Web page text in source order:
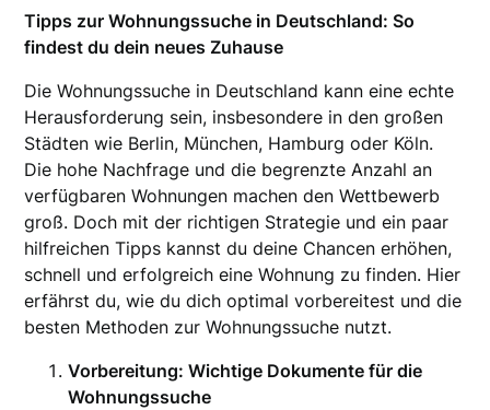
Tipps zur Wohnungssuche in Deutschland: So
findest du dein neues Zuhause
Die Wohnungssuche in Deutschland kann eine echte
Herausforderung sein, insbesondere in den großen
Städten wie Berlin, München, Hamburg oder Köln.
Die hohe Nachfrage und die begrenzte Anzahl an
verfügbaren Wohnungen machen den Wettbewerb
groß. Doch mit der richtigen Strategie und ein paar
hilfreichen Tipps kannst du deine Chancen erhöhen,
schnell und erfolgreich eine Wohnung zu finden. Hier
erfährst du, wie du dich optimal vorbereitest und die
besten Methoden zur Wohnungssuche nutzt.
Vorbereitung: Wichtige Dokumente für die
Wohnungssuche